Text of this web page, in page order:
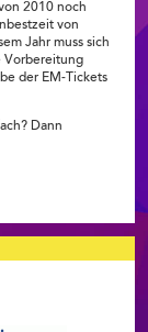
2010 noch
von
Jahr muss sich
Vorbereitung
der EM-Tickets
Dann